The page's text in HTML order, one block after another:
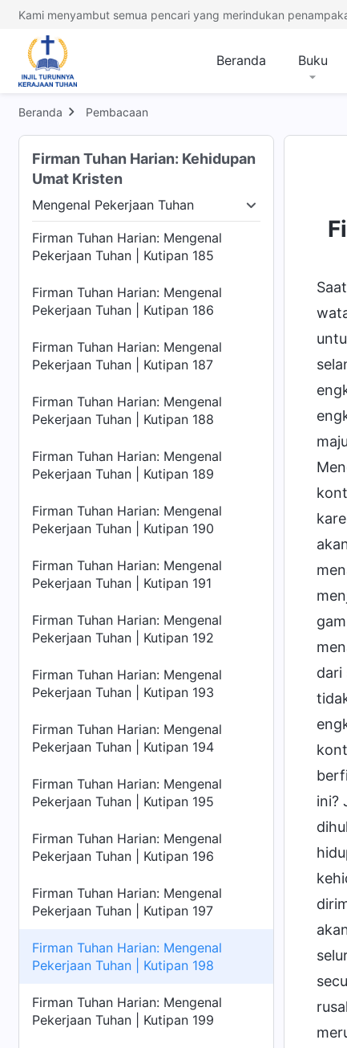
Kami menyambut semua pencari yang merindukan
Beranda Buku
Beranda Pembacaan
Firman Tuhan Harian: Kehidupan
Umat Kristen
Mengenal Pekerjaan Tuhan
Mengenal Pekerjaan Tuhan
Firman Tuhan Harian: Mengenal
Pekerjaan Tuhan | Kutipan 181
Firman Tuhan Harian: Mengenal
Pekerjaan Tuhan | Kutipan 182
Firman Tuhan Harian: Mengenal
Pekerjaan Tuhan | Kutipan 184
Firman Tuhan Harian: Mengenal
Pekerjaan Tuhan | Kutipan 185
Firman Tuhan Harian: Mengenal
Pekerjaan Tuhan | Kutipan 186
Firman Tuhan Harian: Mengenal
Pekerjaan Tuhan | Kutipan 187
Firman Tuhan Harian: Mengenal
Pekerjaan Tuhan | Kutipan 188
Firman Tuhan Harian: Mengenal
Pekerjaan Tuhan | Kutipan 189
Firman Tuhan Harian: Mengenal
Pekerjaan Tuhan | Kutipan 190
Firman Tuhan Harian: Mengenal
Pekerjaan Tuhan | Kutipan 191
Firman Tuhan Harian: Mengenal
Pekerjaan Tuhan | Kutipan 192
Firman Tuhan Harian: Mengenal
Pekerjaan Tuhan | Kutipan 193
Firman Tuhan Harian: Mengenal
Pekerjaan Tuhan | Kutipan 194
Firman Tuhan Harian: Mengenal
Pekerjaan Tuhan | Kutipan 195
Firman Tuhan Harian: Mengenal
Pekerjaan Tuhan | Kutipan 196
Firman Tuhan Harian: Mengenal
Pekerjaan Tuhan | Kutipan 197
Firman Tuhan Harian: Mengenal
Pekerjaan Tuhan | Kutipan 198
Firman Tuhan Harian: Mengenal
Pekerjaan Tuhan | Kutipan 199
dari
ini?